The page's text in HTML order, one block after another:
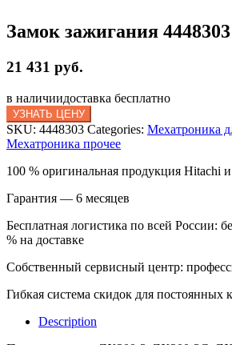
Замок зажигания 4448303
21 431 руб.
в наличиидоставка бесплатно
УЗНАТЬ ЦЕНУ
SKU: 4448303 Categories: Мехатроника
Мехатроника прочее
100 % оригинальная продукция Hitachi
Гарантия — 6 месяцев
Бесплатная логистика по всей России:
% на доставке
Собственный сервисный центр:
Гибкая система скидок для постоянных
Description